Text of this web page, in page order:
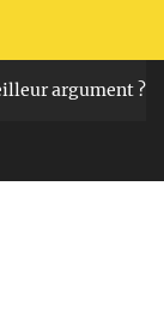
argument ?